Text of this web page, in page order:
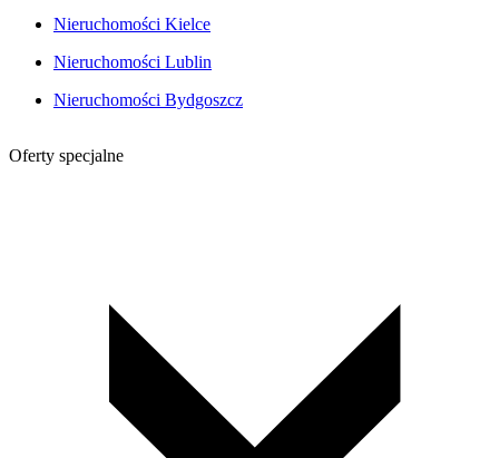
Nieruchomości Kielce
Nieruchomości Lublin
Nieruchomości Bydgoszcz
Oferty specjalne